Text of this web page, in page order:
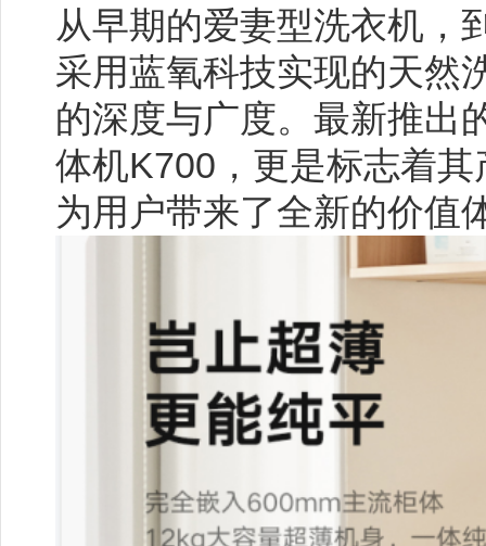
从早期的爱妻型洗衣机，
采用蓝氧科技实现的天然
的深度与广度。最新推出
体机K700，更是标志着
为用户带来了全新的价值